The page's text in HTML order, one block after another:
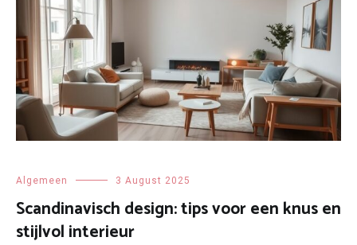
Algemeen 3 August 2025
Scandinavisch design: tips voor een knus en
stijlvol interieur